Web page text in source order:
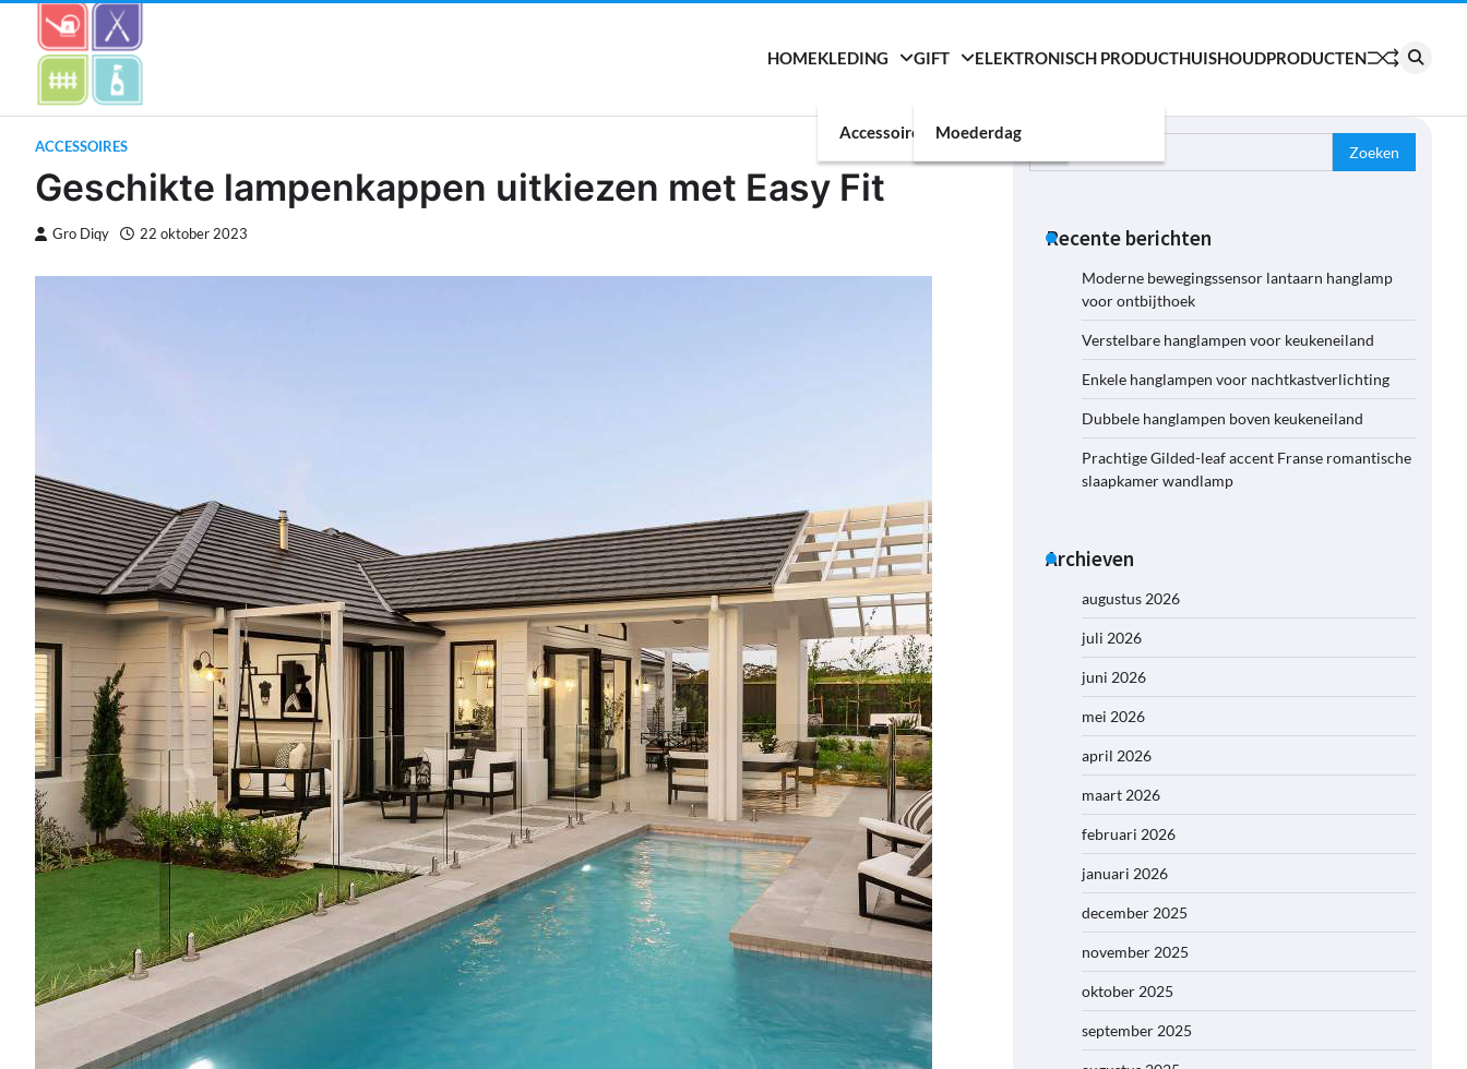
content
HOMEKLEDING
Accessoires
GIFT
Moederdag
ELEKTRONISCH PRODUCTHUISHOUDPRODUCTEN
ACCESSOIRES
Geschikte lampenkappen uitkiezen met Easy Fit
Gro Diqy 22 oktober 2023
naar:
Recente berichten
Moderne bewegingssensor lantaarn hanglamp
voor ontbijthoek
Verstelbare hanglampen voor keukeneiland
Enkele hanglampen voor nachtkastverlichting
Dubbele hanglampen boven keukeneiland
Prachtige Gilded-leaf accent Franse romantische
slaapkamer wandlamp
Archieven
augustus 2026
juli 2026
juni 2026
mei 2026
april 2026
maart 2026
februari 2026
januari 2026
december 2025
november 2025
oktober 2025
september 2025